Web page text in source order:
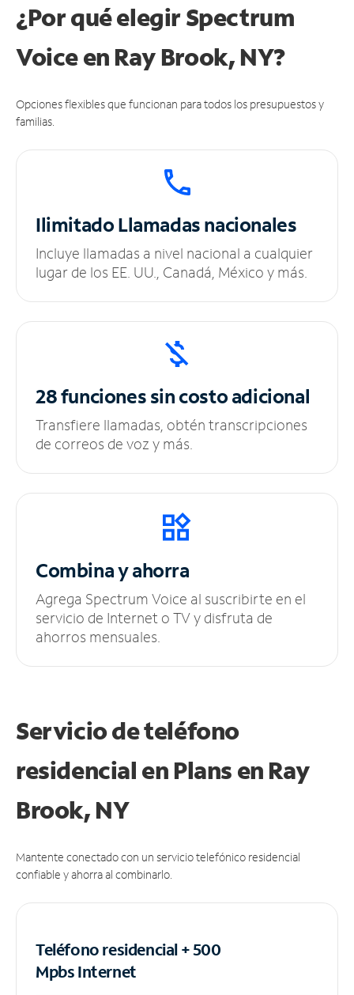
¿Por qué elegir Spectrum
Voice en Ray Brook, NY?
Opciones flexibles que funcionan para todos los presupuestos y
familias.
IlimitadoLlamadas nacionales
Incluye llamadas a nivel nacional a cualquier
lugar de los EE. UU., Canadá, México y más.
28 funciones sincosto adicional
Transfiere llamadas, obtén transcripciones
de correos de voz y más.
Combina y ahorra
Agrega Spectrum Voice al suscribirte en el
servicio de Internet o TV y disfruta de
ahorros mensuales.
Servicio de teléfono
residencial en Plans en Ray
Brook, NY
Mantente conectado con un servicio telefónico residencial
confiable y ahorra al combinarlo.
Teléfono residencial + 500
MpbsInternet